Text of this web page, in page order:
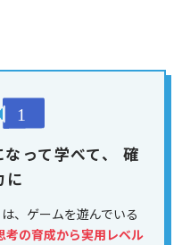
って学べて、
確
に
、ゲームを遊んでいる
考の育成から実用レベル